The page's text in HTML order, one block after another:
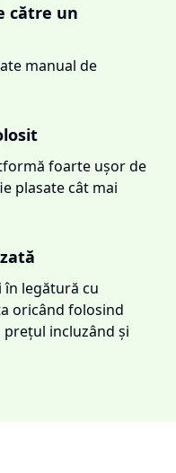
către un
manual de
foarte ușor de
plasate cât mai
în legătură cu
oricând folosind
incluzând și